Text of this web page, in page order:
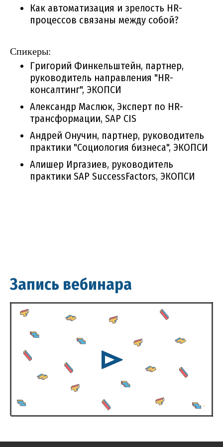
Как автоматизация и зрелость HR-
процессов связаны между собой?
Спикеры:
Григорий Финкельштейн, партнер,
руководитель направления "HR-
консалтинг", ЭКОПСИ
Александр Маслюк, Эксперт по HR-
трансформации, SAP CIS
Андрей Онучин, партнер, руководитель
практики "Социология бизнеса", ЭКОПСИ
Алишер Иргазиев, руководитель
практики SAP SuccessFactors, ЭКОПСИ
Запись вебинара